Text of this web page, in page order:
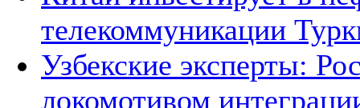
телекоммуникации
Узбекские эксперты:
локомотивом